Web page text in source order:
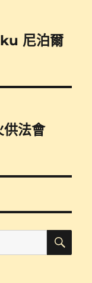
尼泊爾
供法會
搜